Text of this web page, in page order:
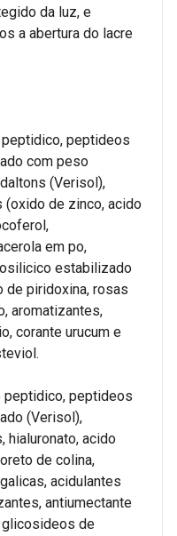
da luz, e
a abertura do lacre
peptidico, peptideos
com peso
(Verisol),
de zinco, acido
em po,
estabilizado
de piridoxina, rosas
aromatizantes,
corante urucum e
peptidico, peptideos
(Verisol),
hialuronato, acido
de colina,
acidulantes
antiumectante
de